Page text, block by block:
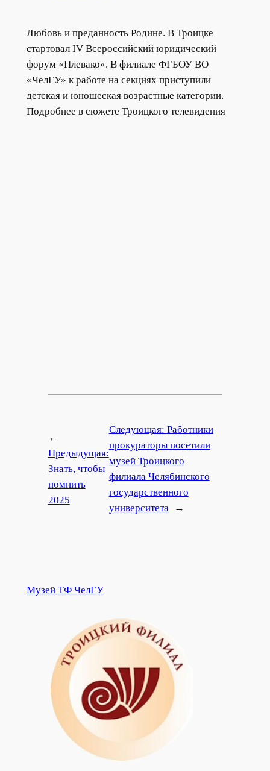
Любовь и преданность Родине. В Троицке
стартовал IV Всероссийский юридический
форум «Плевако». В филиале ФГБОУ ВО
«ЧелГУ» к работе на секциях приступили
детская и юношеская возрастные категории.
Подробнее в сюжете Троицкого телевидения
←
Предыдущая:
Знать, чтобы
помнить
2025
Следующая: Работники
прокураторы посетили
музей Троицкого
филиала Челябинского
государственного
университета
→
Музей ТФ ЧелГУ